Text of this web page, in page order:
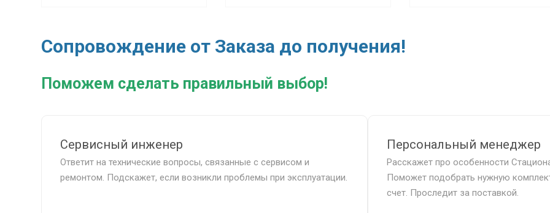
Сопровождение от Заказа до получения!
Поможем сделать правильный выбор!
Сервисный инженер
Ответит на технические вопросы, связанные с сервисом и
ремонтом. Подскажет, если возникли проблемы при эксплуатации.
Персональный менеджер
Расскажет про особенности
Поможет подобрать нужную
счет. Проследит за поставкой.